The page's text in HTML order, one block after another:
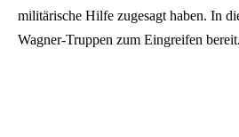
militärische Hilfe zugesagt haben. In
Wagner-Truppen zum Eingreifen bereit.